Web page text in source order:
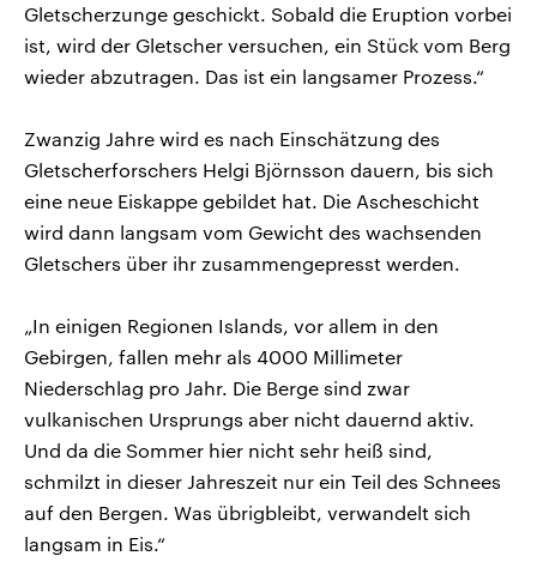
Gletscherzunge geschickt. Sobald die Eruption vorbei
ist, wird der Gletscher versuchen, ein Stück vom Berg
wieder abzutragen. Das ist ein langsamer Prozess.“
Zwanzig Jahre wird es nach Einschätzung des
Gletscherforschers Helgi Björnsson dauern, bis sich
eine neue Eiskappe gebildet hat. Die Ascheschicht
wird dann langsam vom Gewicht des wachsenden
Gletschers über ihr zusammengepresst werden.
„In einigen Regionen Islands, vor allem in den
Gebirgen, fallen mehr als 4000 Millimeter
Niederschlag pro Jahr. Die Berge sind zwar
vulkanischen Ursprungs aber nicht dauernd aktiv.
Und da die Sommer hier nicht sehr heiß sind,
schmilzt in dieser Jahreszeit nur ein Teil des Schnees
auf den Bergen. Was übrigbleibt, verwandelt sich
langsam in Eis.“